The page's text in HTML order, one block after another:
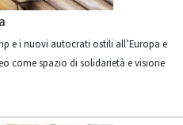
e i nuovi autocrati ostili all’Europa e
come spazio di solidarietà e visione